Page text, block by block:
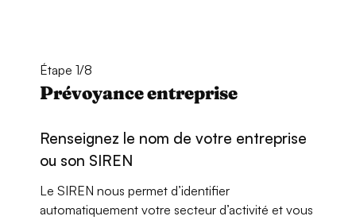
Étape 1/8
Prévoyance entreprise
Renseignez le nom de votre entreprise
ou son SIREN
Le SIREN nous permet d’identifier
automatiquement votre secteur d’activité et vous